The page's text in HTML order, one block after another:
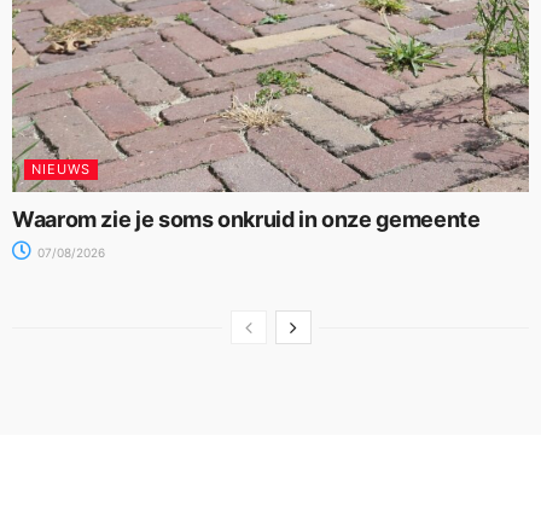
NIEUWS
Waarom zie je soms onkruid in onze gemeente
07/08/2026